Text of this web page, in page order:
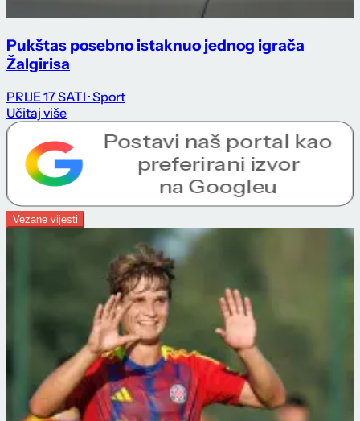
Pukštas posebno istaknuo jednog igrača
Žalgirisa
PRIJE 17 SATI · Sport
Učitaj više
Vezane vijesti